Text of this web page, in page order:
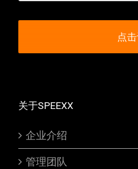
关于SPEEXX
企业介绍
管理团队